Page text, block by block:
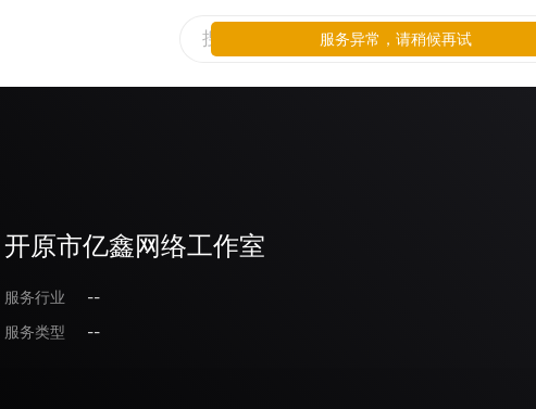
开原市亿鑫网络工作室
服务行业
--
服务类型
--
服务异常，请稍候再试